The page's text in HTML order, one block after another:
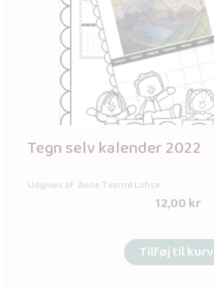
Tegn selv kalender 2022
Udgives af: Anne Tvarnø Lohse
12,00kr
Tilføj til kurv